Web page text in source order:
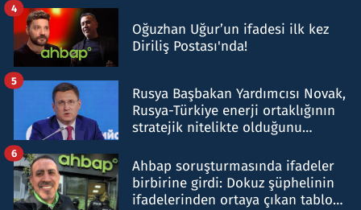
Oğuzhan Uğur’un ifadesi ilk kez
Diriliş Postası'nda!
4
Rusya Başbakan Yardımcısı Novak,
Rusya-Türkiye enerji ortaklığının
stratejik nitelikte olduğunu
5
Ahbap soruşturmasında ifadeler
birbirine girdi: Dokuz şüphelinin
ifadelerinden ortaya çıkan tablo
6